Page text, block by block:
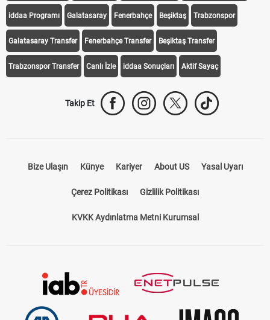
iddaa Programı Galatasaray Fenerbahçe Beşiktaş Trabzonspor
Galatasaray Transfer Fenerbahçe Transfer Beşiktaş Transfer
Trabzonspor Transfer Canlı İzle iddaa Sonuçları Aktif Sayaç
Takip Et
Bize Ulaşın Künye Kariyer About US Yasal Uyarı
Çerez Politikası Gizlilik Politikası
KVKK Aydınlatma Metni Kurumsal